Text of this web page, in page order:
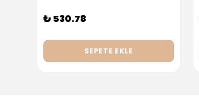
₺ 530.78
SEPETE EKLE